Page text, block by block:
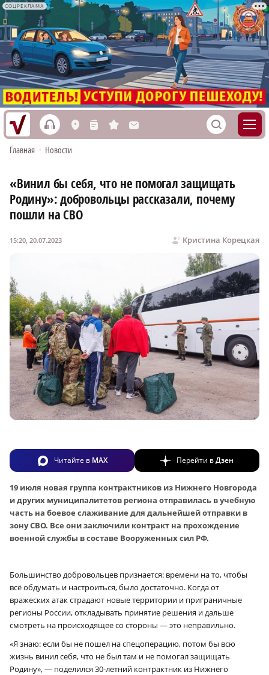
СОЦРЕКЛАМА
h L n s M S
Главная • Новости
«Винил бы себя, что не помогал защищать
Родину»: добровольцы рассказали, почему
пошли на СВО
Кристина Корецкая
15:20, 20.07.2023
Читайте в MAX Перейти вДзен
19 июля новая группа контрактников из Нижнего Новгорода
и других муниципалитетов региона отправилась в учебную
часть на боевое слаживание для дальнейшей отправки в
зону СВО. Все они заключили контракт на прохождение
военной службы в составе Вооруженных сил РФ.
Большинство добровольцев признается: времени на то, чтобы
всё обдумать и настроиться, было достаточно. Когда от
вражеских атак страдают новые территории и приграничные
регионы России, откладывать принятие решения и дальше
смотреть на происходящее со стороны — это неправильно.
«Я знаю: если бы не пошел на спецоперацию, потом бы всю
жизнь винил себя, что не был там и не помогал защищать
Родину», — поделился 30-летний контрактник из Нижнего